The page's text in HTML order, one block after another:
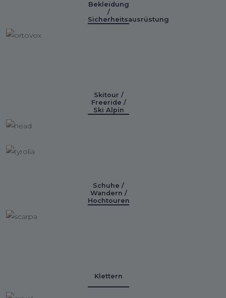
Bekleidung
/
Sicherheitsausrüstung
Skitour /
Freeride /
Ski Alpin
Schuhe /
Wandern /
Hochtouren
Klettern